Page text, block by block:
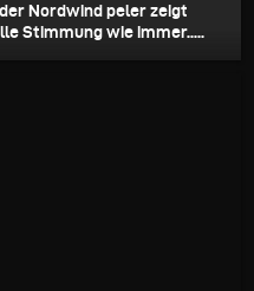
Nordwind peler zeigt
Stimmung wie immer.....